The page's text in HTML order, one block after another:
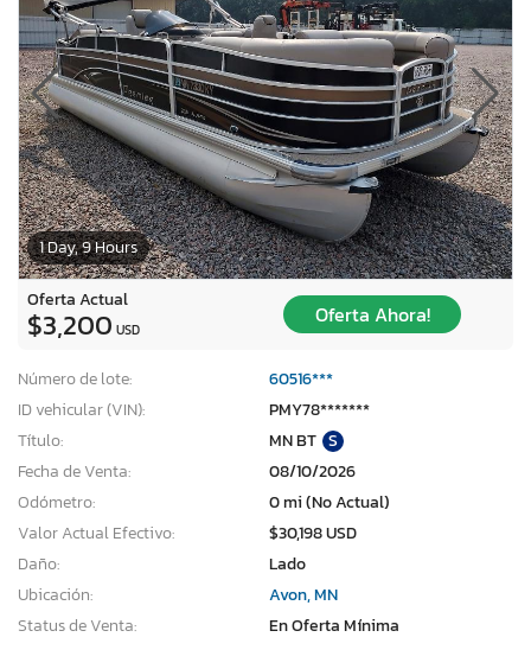
1 Day, 9 Hours
Oferta Actual
$3,200 USD
Oferta Ahora!
Número de lote:
60516***
ID vehicular (VIN):
PMY78*******
Título:
MN BT S
Fecha de Venta:
08/10/2026
Odómetro:
0 mi (No Actual)
Valor Actual Efectivo:
$30,198 USD
Daño:
Lado
Ubicación:
Avon, MN
Status de Venta:
En Oferta Mínima